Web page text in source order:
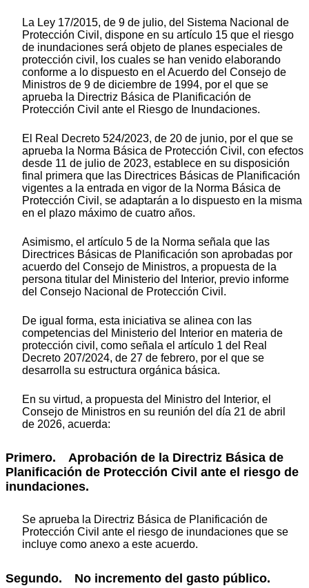
La Ley 17/2015, de 9 de julio, del Sistema Nacional de
Protección Civil, dispone en su artículo 15 que el riesgo
de inundaciones será objeto de planes especiales de
protección civil, los cuales se han venido elaborando
conforme a lo dispuesto en el Acuerdo del Consejo de
Ministros de 9 de diciembre de 1994, por el que se
aprueba la Directriz Básica de Planificación de
Protección Civil ante el Riesgo de Inundaciones.
El Real Decreto 524/2023, de 20 de junio, por el que se
aprueba la Norma Básica de Protección Civil, con efectos
desde 11 de julio de 2023, establece en su disposición
final primera que las Directrices Básicas de Planificación
vigentes a la entrada en vigor de la Norma Básica de
Protección Civil, se adaptarán a lo dispuesto en la misma
en el plazo máximo de cuatro años.
Asimismo, el artículo 5 de la Norma señala que las
Directrices Básicas de Planificación son aprobadas por
acuerdo del Consejo de Ministros, a propuesta de la
persona titular del Ministerio del Interior, previo informe
del Consejo Nacional de Protección Civil.
De igual forma, esta iniciativa se alinea con las
competencias del Ministerio del Interior en materia de
protección civil, como señala el artículo 1 del Real
Decreto 207/2024, de 27 de febrero, por el que se
desarrolla su estructura orgánica básica.
En su virtud, a propuesta del Ministro del Interior, el
Consejo de Ministros en su reunión del día 21 de abril
de 2026, acuerda:
Primero. Aprobación de la Directriz Básica de
Planificación de Protección Civil ante el riesgo de
inundaciones.
Se aprueba la Directriz Básica de Planificación de
Protección Civil ante el riesgo de inundaciones que se
incluye como anexo a este acuerdo.
Segundo. No incremento del gasto público.